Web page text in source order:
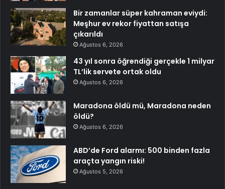
Bir zamanlar süper kahraman eviydi:
Meşhur ev rekor fiyattan satışa
çıkarıldı
Ağustos 6, 2026
43 yıl sonra öğrendiği gerçekle 1 milyar
TL’lik servete ortak oldu
Ağustos 6, 2026
Maradona öldü mü, Maradona neden
öldü?
Ağustos 6, 2026
ABD’de Ford alarmı: 500 binden fazla
araçta yangın riski!
Ağustos 5, 2026